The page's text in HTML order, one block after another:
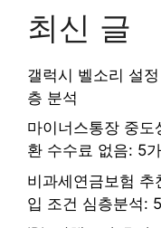
최신 글
갤럭시 벨소리 설
층 분석
마이너스통장 중
환 수수료 없음: 5
비과세연금보험
입 조건 심층분석: